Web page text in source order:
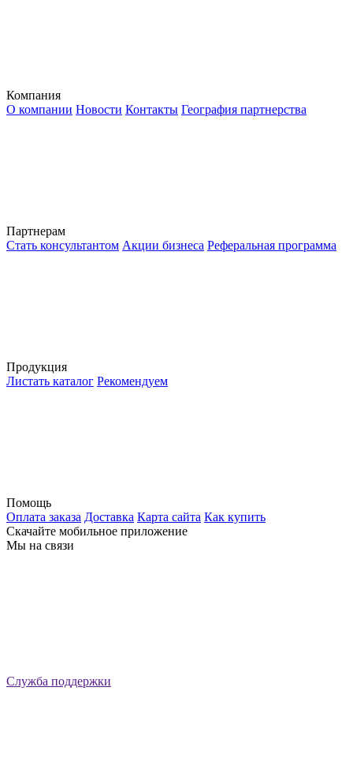
Компания
О компании Новости Контакты География партнерства
Партнерам
Стать консультантом Акции бизнеса Реферальная программа
Продукция
Листать каталог Рекомендуем
Помощь
Оплата заказа Доставка Карта сайта Как купить
Скачайте мобильное приложение
Мы на связи
Служба поддержки